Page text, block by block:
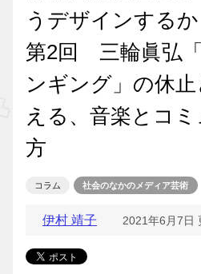
うデザインするか
第2回 三輪眞弘
ンギング」の休
える、音楽とコ
方
コラム 社会のなかのメディア芸術
伊村 靖子 2021年6月7日